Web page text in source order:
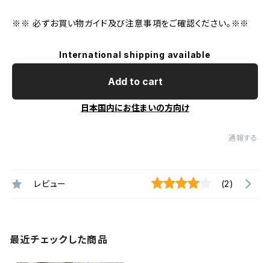
※※ 必ずお買い物ガイド及び注意事項をご確認ください。※※
International shipping available
Add to cart
日本国内にお住まいの方向け
通報する
レビュー (2)
最近チェックした商品